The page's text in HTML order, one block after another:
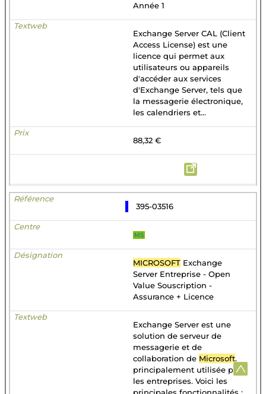
Année 1
Exchange Server CAL (Client
Access License) est une
licence qui permet aux
utilisateurs ou appareils
d'accéder aux services
d'Exchange Server, tels que
la messagerie électronique,
les calendriers et...
88,32 €
395-03516
MS
MICROSOFT Exchange
Server Entreprise - Open
Value Souscription -
Assurance + Licence
Exchange Server est une
solution de serveur de
messagerie et de
collaboration de Microsoft,
principalement utilisée par
les entreprises. Voici les